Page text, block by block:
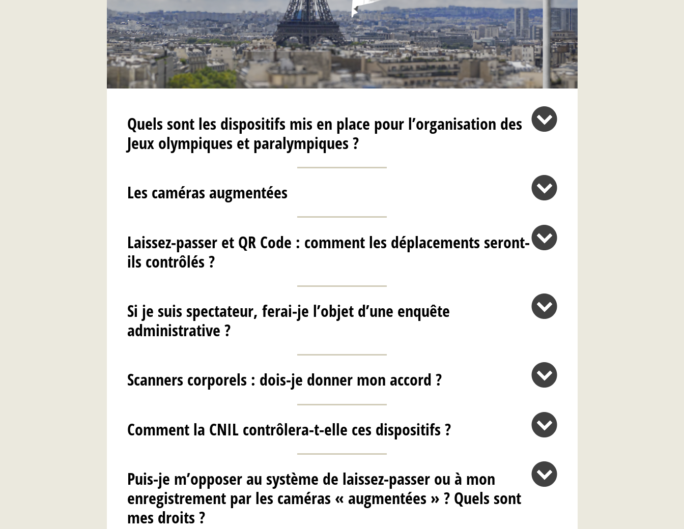
Quels sont les dispositifs mis en place pour l’organisation des
Jeux olympiques et paralympiques ?
Les caméras augmentées
Laissez-passer et QR Code : comment les déplacements seront-
ils contrôlés ?
Si je suis spectateur, ferai-je l’objet d’une enquête
administrative ?
Scanners corporels : dois-je donner mon accord ?
Comment la CNIL contrôlera-t-elle ces dispositifs ?
Puis-je m’opposer au système de laissez-passer ou à mon
enregistrement par les caméras « augmentées » ? Quels sont
mes droits ?